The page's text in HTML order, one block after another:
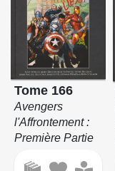
Tome 166
Avengers
l'Affrontement :
Première Partie